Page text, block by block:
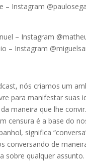
– Instagram
– Instagram
– Instagram
nós criamos um
para manifestar suas
maneira que lhe
censura é a base do
significa
conversando de
sobre qualquer